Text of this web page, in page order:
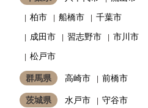
柏市
船橋市
千葉市
成田市
習志野市
市川市
松戸市
群馬県 高崎市 前橋市
茨城県 水戸市 守谷市